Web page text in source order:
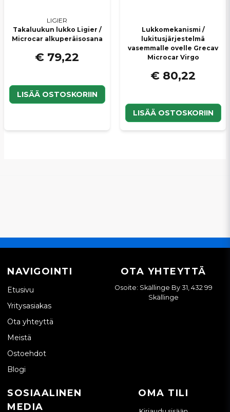
LIGIER
Takaluukun lukko Ligier /
Microcar alkuperäisosana
€ 79,22
LISÄÄ OSTOSKORIIN
Lukkomekanismi /
lukitusjärjestelmä
vasemmalle ovelle Grecav
Microcar Virgo
€ 80,22
LISÄÄ OSTOSKORIIN
NAVIGOINTI
Etusivu
Yritysasiakas
Ota yhteyttä
Meistä
Ostoehdot
Blogi
OTA YHTEYTTÄ
Osoite: Skällinge By 31, 432 99
Skällinge
SOSIAALINEN
MEDIA
OMA TILI